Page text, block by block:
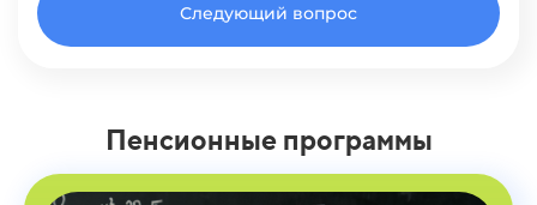
Следующий вопрос
Пенсионные программы